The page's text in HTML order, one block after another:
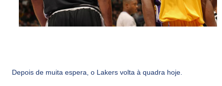
Depois de muita espera, o Lakers volta à quadra hoje.